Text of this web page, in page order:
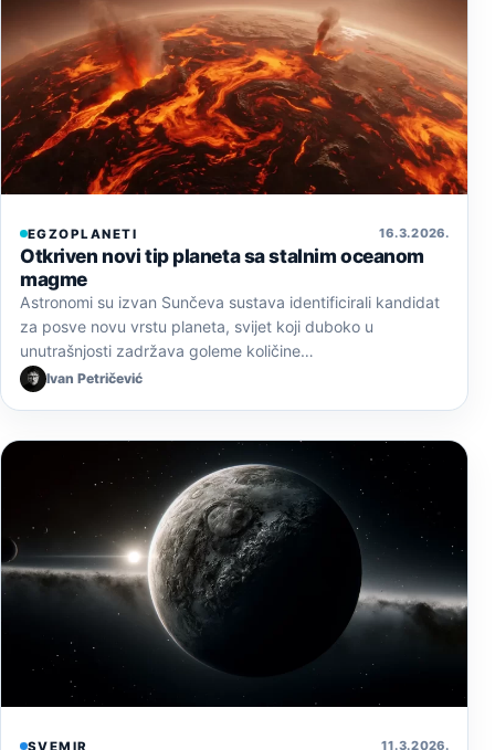
EGZOPLANETI 16. 3. 2026.
Otkriven novi tip planeta sa stalnim oceanom
magme
Astronomi su izvan Sunčeva sustava identificirali kandidat
za posve novu vrstu planeta, svijet koji duboko u
unutrašnjosti zadržava goleme količine…
Ivan Petričević
SVEMIR 11. 3. 2026.